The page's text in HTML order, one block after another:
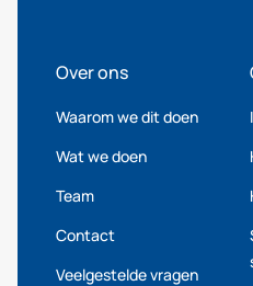
Over ons
Waarom we dit doen
Wat we doen
Team
Contact
Veelgestelde vragen